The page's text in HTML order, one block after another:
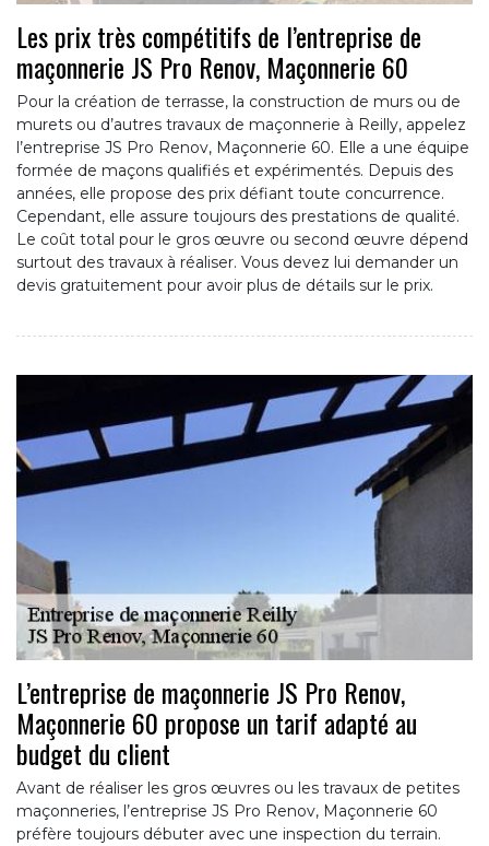
Les prix très compétitifs de l’entreprise de
maçonnerie JS Pro Renov, Maçonnerie 60
Pour la création de terrasse, la construction de murs ou de
murets ou d’autres travaux de maçonnerie à Reilly, appelez
l’entreprise JS Pro Renov, Maçonnerie 60. Elle a une équipe
formée de maçons qualifiés et expérimentés. Depuis des
années, elle propose des prix défiant toute concurrence.
Cependant, elle assure toujours des prestations de qualité.
Le coût total pour le gros œuvre ou second œuvre dépend
surtout des travaux à réaliser. Vous devez lui demander un
devis gratuitement pour avoir plus de détails sur le prix.
L’entreprise de maçonnerie JS Pro Renov,
Maçonnerie 60 propose un tarif adapté au
budget du client
Avant de réaliser les gros œuvres ou les travaux de petites
maçonneries, l’entreprise JS Pro Renov, Maçonnerie 60
préfère toujours débuter avec une inspection du terrain.